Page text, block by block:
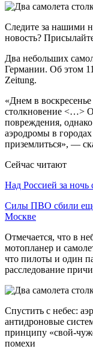
Следите за нашими
новость?
Два небольших
Германии. Об этом
Zeitung.
«Днем в
столкновение <…>
повреждения,
аэродромы в
приземлиться», —
Сейчас читают
Над Россией за ночь
Силы ПВО сбили еще
Москве
Отмечается, что в
мотопланер и
что пилоты и один
расследование
Спустить с небес:
антидроновые
принципу «свой-
помехи